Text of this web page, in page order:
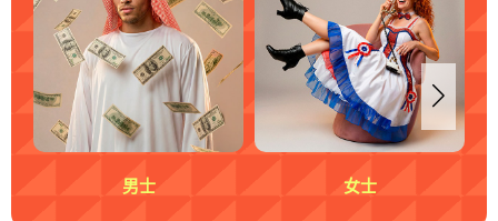
男士 女士